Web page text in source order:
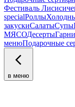
Фестиваль
specialРоллы
закускиСалатыСупы
МЯСОДесерты
менюПодарочные
в меню